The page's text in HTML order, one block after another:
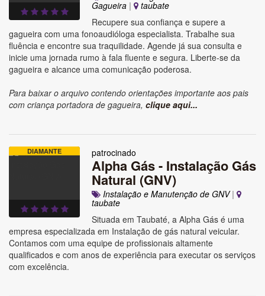
Gagueira |
taubate
Recupere sua confiança e supere a
gagueira com uma fonoaudióloga especialista. Trabalhe sua
fluência e encontre sua traquilidade. Agende já sua consulta e
inicie uma jornada rumo à fala fluente e segura. Liberte-se da
gagueira e alcance uma comunicação poderosa.
Para baixar o arquivo contendo orientações importante aos pais
com criança portadora de gagueira, clique aqui...
DIAMANTE patrocinado
Alpha Gás - Instalação Gás
Natural (GNV)
Instalação e Manutenção de GNV|
taubate
Situada em Taubaté, a Alpha Gás é uma
empresa especializada em Instalação de gás natural veicular.
Contamos com uma equipe de profissionais altamente
qualificados e com anos de experiência para executar os serviços
com excelência.